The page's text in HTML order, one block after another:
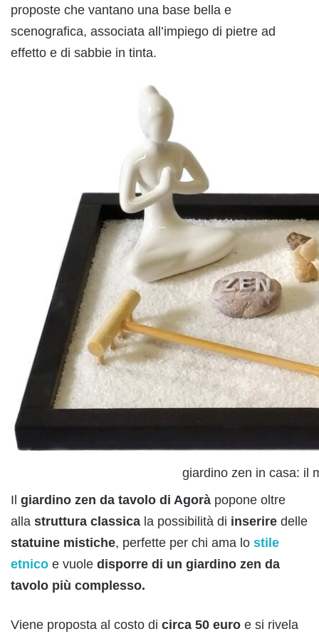
proposte che vantano una base bella e
scenografica, associata all’impiego di pietre ad
effetto e di sabbie in tinta.
giardino zen in casa: il
Il giardino zen da tavolo di Agorà popone oltre
alla struttura classica la possibilità di inserire delle
statuine mistiche, perfette per chi ama lo stile
etnico e vuole disporre di un giardino zen da
tavolo più complesso.
Viene proposta al costo di circa 50 euro e si rivela